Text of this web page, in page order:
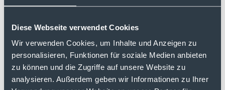
Diese Webseite verwendet Cookies
Wir verwenden Cookies, um Inhalte und Anzeigen zu
personalisieren, Funktionen für soziale Medien anbieten
zu können und die Zugriffe auf unsere Website zu
analysieren. Außerdem geben wir Informationen zu Ihrer
bürokratischen Mehraufwand führen.
Wirkung für die
Sozialversicherungen
überschaubar